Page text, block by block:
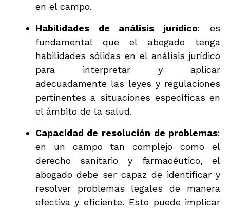
en el campo.
Habilidades de análisis jurídico: es
fundamental que el abogado tenga
habilidades sólidas en el análisis jurídico
para interpretar y aplicar
adecuadamente las leyes y regulaciones
pertinentes a situaciones específicas en
el ámbito de la salud.
Capacidad de resolución de problemas:
en un campo tan complejo como el
derecho sanitario y farmacéutico, el
abogado debe ser capaz de identificar y
resolver problemas legales de manera
efectiva y eficiente. Esto puede implicar